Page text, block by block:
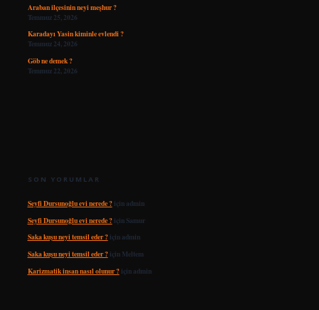
Araban ilçesinin neyi meşhur ?
Temmuz 25, 2026
Karadayı Yasin kiminle evlendi ?
Temmuz 24, 2026
Göb ne demek ?
Temmuz 22, 2026
SON YORUMLAR
Seyfi Dursunoğlu evi nerede ?içinadmin
Seyfi Dursunoğlu evi nerede ?içinSamur
Saka kuşu neyi temsil eder ?içinadmin
Saka kuşu neyi temsil eder ?için Meltem
Karizmatik insan nasıl olunur ?içinadmin